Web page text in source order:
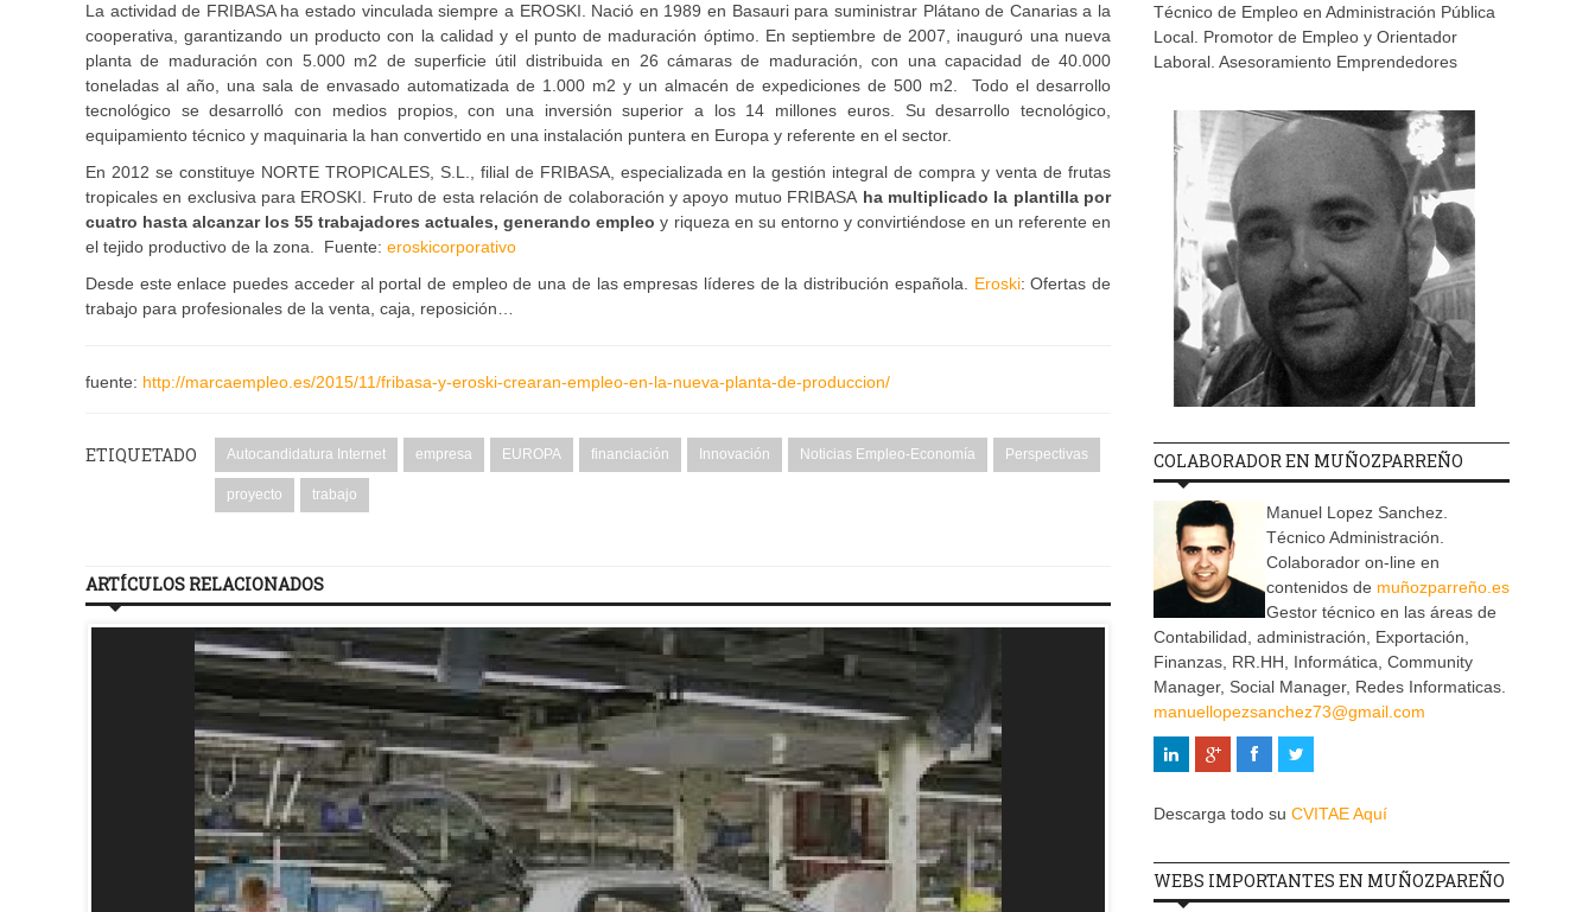
La actividad de FRIBASA ha estado vinculada siempre a EROSKI. Nació en 1989 en Basauri para suministrar Plátano de Canarias a la
cooperativa, garantizando un producto con la calidad y el punto de maduración óptimo. En septiembre de 2007, inauguró una nueva
planta de maduración con 5.000 m2 de superficie útil distribuida en 26 cámaras de maduración, con una capacidad de 40.000
toneladas al año, una sala de envasado automatizada de 1.000 m2 y un almacén de expediciones de 500 m2. Todo el desarrollo
tecnológico se desarrolló con medios propios, con una inversión superior a los 14 millones euros. Su desarrollo tecnológico,
equipamiento técnico y maquinaria la han convertido en una instalación puntera en Europa y referente en el sector.
En 2012 se constituye NORTE TROPICALES, S.L., filial de FRIBASA, especializada en la gestión integral de compra y venta de frutas
tropicales en exclusiva para EROSKI. Fruto de esta relación de colaboración y apoyo mutuo FRIBASAha multiplicado la plantilla por
cuatro hasta alcanzar los 55 trabajadores actuales, generando empleo y riqueza en su entorno y convirtiéndose en un referente en
el tejido productivo de la zona. Fuente: eroskicorporativo
Desde este enlace puedes acceder al portal de empleo de una de las empresas líderes de la distribución española. Eroski: Ofertas de
trabajo para profesionales de la venta, caja, reposición…
fuente: http://marcaempleo.es/2015/11/fribasa-y-eroski-crearan-empleo-en-la-nueva-planta-de-produccion/
ETIQUETADO Autocandidatura Internet empresa EUROPA financiación Innovación Noticias Empleo-Economía Perspectivas
proyecto trabajo
ARTÍCULOS RELACIONADOS
Técnico de Empleo en Administración Pública
Local. Promotor de Empleo y Orientador
Laboral. Asesoramiento Emprendedores
COLABORADOR EN MUÑOZPARREÑO
Manuel Lopez Sanchez.
Técnico Administración.
Colaborador on-line en
contenidos de muñozparreño.es
Gestor técnico en las áreas de
Contabilidad, administración, Exportación,
Finanzas, RR.HH, Informática, Community
Manager, Social Manager, Redes Informaticas.
manuellopezsanchez73@gmail.com
Descarga todo su CVITAE Aquí
WEBS IMPORTANTES EN MUÑOZPAREÑO